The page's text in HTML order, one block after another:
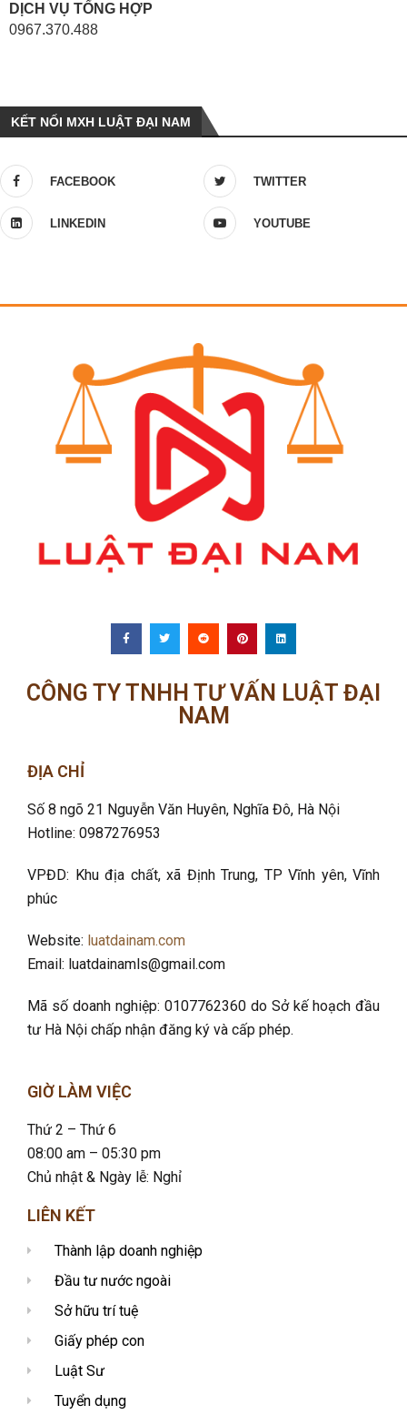
DỊCH VỤ TỔNG HỢP
0967.370.488
KẾT NỐI MXH LUẬT ĐẠI NAM
FACEBOOK TWITTER
LINKEDIN YOUTUBE
CÔNG TY TNHH TƯ VẤN LUẬT ĐẠI
NAM
ĐỊA CHỈ
Số 8 ngõ 21 Nguyễn Văn Huyên, Nghĩa Đô, Hà Nội
Hotline: 0987276953
VPĐD: Khu địa chất, xã Định Trung, TP Vĩnh yên, Vĩnh
phúc
Website: luatdainam.com
Email: luatdainamls@gmail.com
Mã số doanh nghiệp: 0107762360 do Sở kế hoạch đầu
tư Hà Nội chấp nhận đăng ký và cấp phép.
GIỜ LÀM VIỆC
Thứ 2 – Thứ 6
08:00 am – 05:30 pm
Chủ nhật & Ngày lễ: Nghỉ
LIÊN KẾT
Thành lập doanh nghiệp
Đầu tư nước ngoài
Sở hữu trí tuệ
Giấy phép con
Luật Sư
Tuyển dụng